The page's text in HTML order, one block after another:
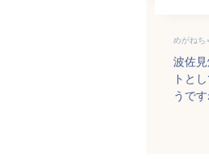
めがねち
波佐
トと
うです